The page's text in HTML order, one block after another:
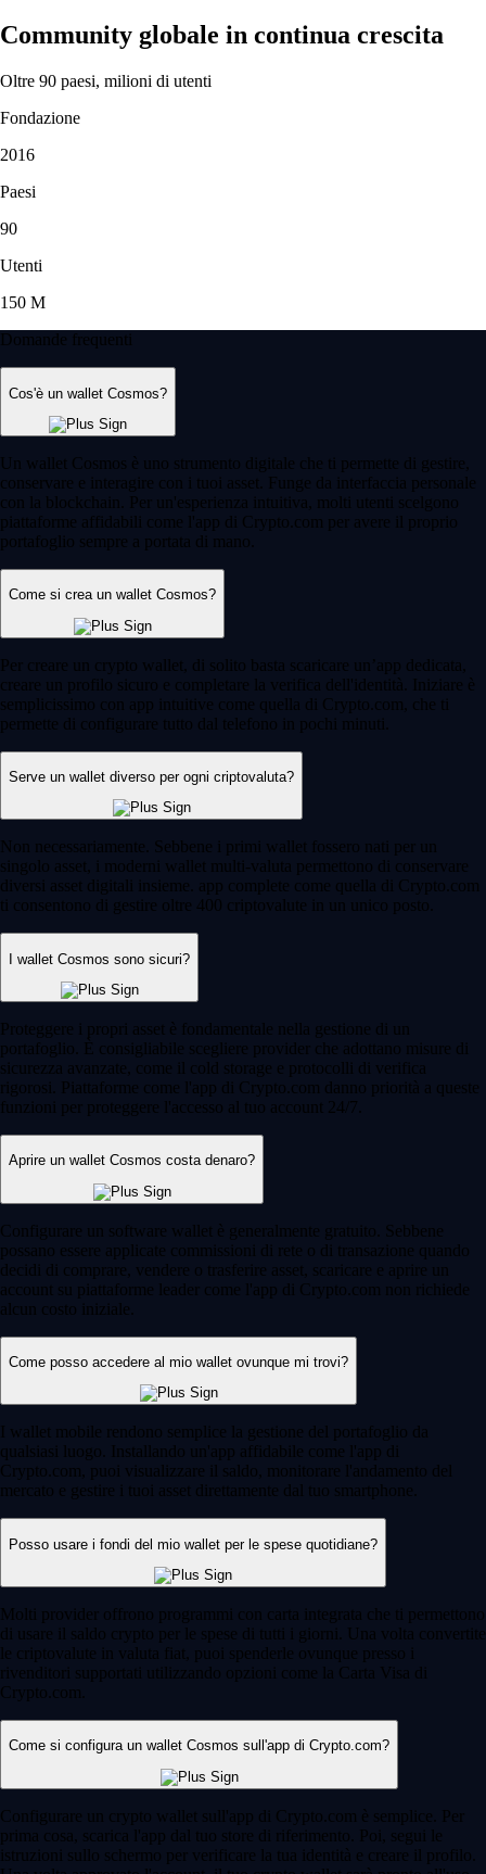
Community globale in continua crescita
Oltre 90 paesi, milioni di utenti
Fondazione
2016
Paesi
90
Utenti
150 M
Domande frequenti
Cos'è un wallet Cosmos?
Un wallet Cosmos è uno strumento digitale che ti permette di gestire,
conservare e interagire con i tuoi asset. Funge da interfaccia personale
con la blockchain. Per un'esperienza intuitiva, molti utenti scelgono
piattaforme affidabili come l'app di Crypto.com per avere il proprio
portafoglio sempre a portata di mano.
Come si crea un wallet Cosmos?
Per creare un crypto wallet, di solito basta scaricare un’app dedicata,
creare un profilo sicuro e completare la verifica dell'identità. Iniziare è
semplicissimo con app intuitive come quella di Crypto.com, che ti
permette di configurare tutto dal telefono in pochi minuti.
Serve un wallet diverso per ogni criptovaluta?
Non necessariamente. Sebbene i primi wallet fossero nati per un
singolo asset, i moderni wallet multi-valuta permettono di conservare
diversi asset digitali insieme. app complete come quella di Crypto.com
ti consentono di gestire oltre 400 criptovalute in un unico posto.
I wallet Cosmos sono sicuri?
Proteggere i propri asset è fondamentale nella gestione di un
portafoglio. È consigliabile scegliere provider che adottano misure di
sicurezza avanzate, come il cold storage e protocolli di verifica
rigorosi. Piattaforme come l'app di Crypto.com danno priorità a queste
funzioni per proteggere l'accesso al tuo account 24/7.
Aprire un wallet Cosmos costa denaro?
Configurare un software wallet è generalmente gratuito. Sebbene
possano essere applicate commissioni di rete o di transazione quando
decidi di comprare, vendere o trasferire asset, scaricare e aprire un
account su piattaforme leader come l'app di Crypto.com non richiede
alcun costo iniziale.
Come posso accedere al mio wallet ovunque mi trovi?
I wallet mobile rendono semplice la gestione del portafoglio da
qualsiasi luogo. Installando un'app affidabile come l'app di
Crypto.com, puoi visualizzare il saldo, monitorare l'andamento del
mercato e gestire i tuoi asset direttamente dal tuo smartphone.
Posso usare i fondi del mio wallet per le spese quotidiane?
Molti provider offrono programmi con carta integrata che ti permettono
di usare il saldo crypto per le spese di tutti i giorni. Una volta convertite
le criptovalute in valuta fiat, puoi spenderle ovunque presso i
rivenditori supportati utilizzando opzioni come la Carta Visa di
Crypto.com.
Come si configura un wallet Cosmos sull'app di Crypto.com?
Configurare un crypto wallet sull'app di Crypto.com è semplice. Per
prima cosa, scarica l'app dal tuo store di riferimento. Poi, segui le
istruzioni sullo schermo per verificare la tua identità e creare il profilo.